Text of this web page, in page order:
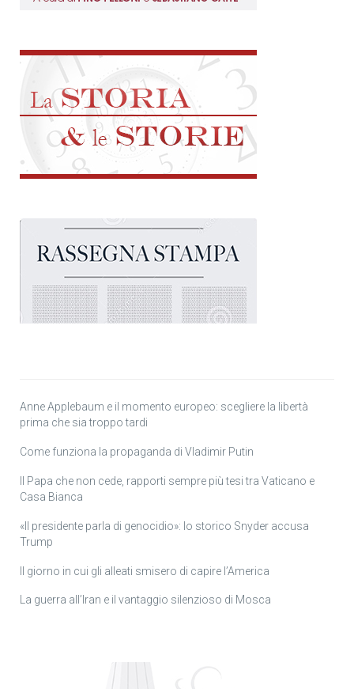
Anne Applebaum e il momento europeo: scegliere la libertà
prima che sia troppo tardi
Come funziona la propaganda di Vladimir Putin
Il Papa che non cede, rapporti sempre più tesi tra Vaticano e
Casa Bianca
«Il presidente parla di genocidio»: lo storico Snyder accusa
Trump
Il giorno in cui gli alleati smisero di capire l’America
La guerra all’Iran e il vantaggio silenzioso di Mosca